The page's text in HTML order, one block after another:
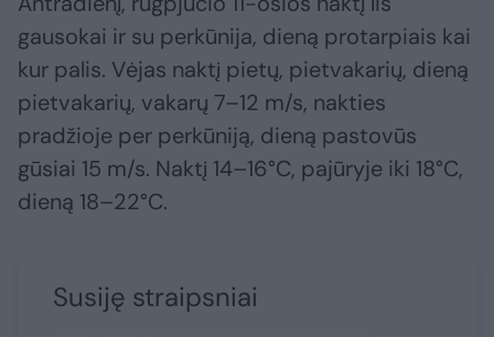
gausokai ir su perkūnija, dieną protarpiais kai
kur palis. Vėjas naktį pietų, pietvakarių, dieną
pietvakarių, vakarų 7–12 m/s, nakties
pradžioje per perkūniją, dieną pastovūs
gūsiai 15 m/s. Naktį 14–16°C, pajūryje iki 18°C,
dieną 18–22°C.
Susiję straipsniai